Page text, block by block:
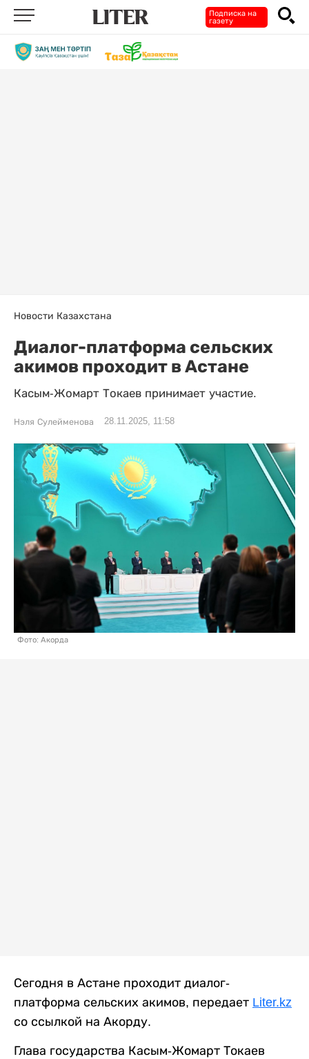
Подписка на
газету
Новости Казахстана
Диалог-платформа сельских
акимов проходит в Астане
Касым-Жомарт Токаев принимает участие.
Нэля Сулейменова 28.11.2025, 11:58
Фото: Акорда
Сегодня в Астане проходит диалог-
платформа сельских акимов, передает Liter.kz
со ссылкой на Акорду.
Глава государства Касым-Жомарт Токаев